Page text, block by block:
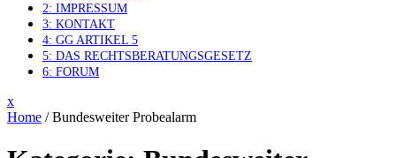
2: IMPRESSUM
3: KONTAKT
4: GG ARTIKEL 5
5: DAS RECHTSBERATUNGSGESETZ
6: FORUM
xClose
Menu
Home /Bundesweiter Probealarm